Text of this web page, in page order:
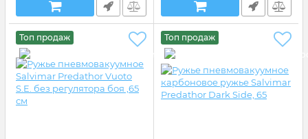
Топ продаж Топ продаж